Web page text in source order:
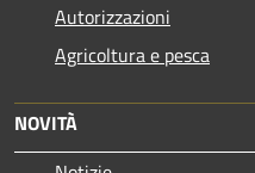
Autorizzazioni
Agricoltura e pesca
NOVITÀ